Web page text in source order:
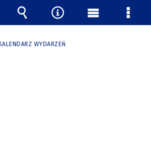
WYDARZEŃ
Wyszukiwarka
Narzędzia
Menu Menu